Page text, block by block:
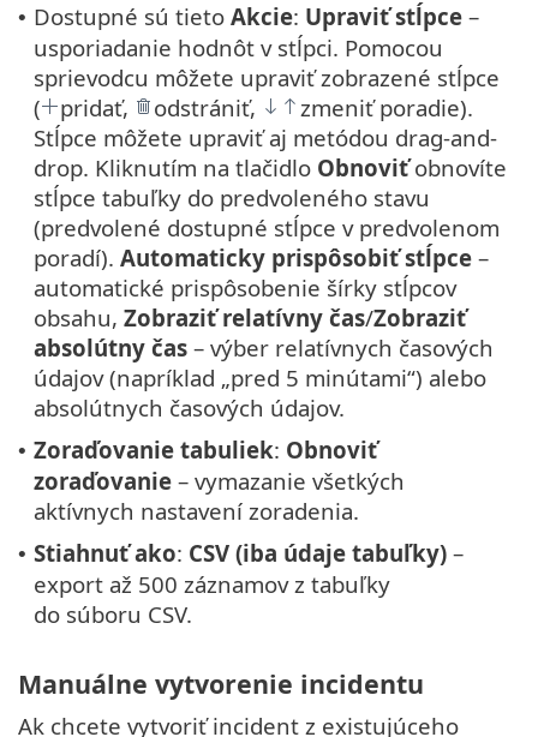
• Dostupné sú tieto Akcie: Upraviť stĺpce –
usporiadanie hodnôt v stĺpci. Pomocou
sprievodcu môžete upraviť zobrazené stĺpce
(
pridať, odstrániť,
zmeniť poradie).
Stĺpce môžete upraviť aj metódou drag-and-
drop. Kliknutím na tlačidlo Obnoviťobnovíte
stĺpce tabuľky do predvoleného stavu
(predvolené dostupné stĺpce v predvolenom
poradí). Automaticky prispôsobiť stĺpce –
automatické prispôsobenie šírky stĺpcov
obsahu, Zobraziť relatívny čas/Zobraziť
absolútny čas – výber relatívnych časových
údajov (napríklad „pred 5 minútami“) alebo
absolútnych časových údajov.
• Zoraďovanie tabuliek: Obnoviť
zoraďovanie – vymazanie všetkých
aktívnych nastavení zoradenia.
• Stiahnuť ako: CSV (iba údaje tabuľky) –
export až 500 záznamov z tabuľky
do súboru CSV.
Manuálne vytvorenie incidentu
Ak chcete vytvoriť incident z existujúceho